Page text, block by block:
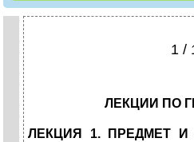
1 /
ЛЕКЦИИ ПО
ЛЕКЦИЯ 1. ПРЕДМЕТ И